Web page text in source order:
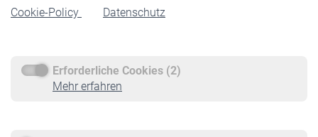
Cookie-Policy
Datenschutz
Erforderliche Cookies (2)
Mehr erfahren
Rente beantragen
Service
Informationen